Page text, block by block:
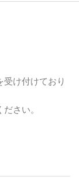
け付けており
ださい。